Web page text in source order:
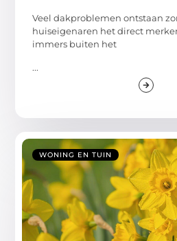
Veel dakproblemen ontstaan
huiseigenaren het direct
immers buiten het
...
WONING EN TUIN